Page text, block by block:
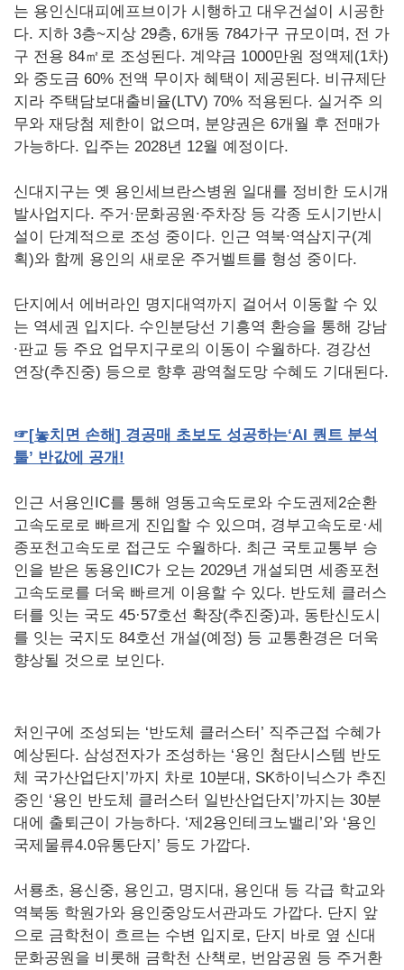
는 용인신대피에프브이가 시행하고 대우건설이 시공한
다. 지하 3층~지상 29층, 6개동 784가구 규모이며, 전 가
구 전용 84㎡로 조성된다. 계약금 1000만원 정액제(1차)
와 중도금 60% 전액 무이자 혜택이 제공된다. 비규제단
지라 주택담보대출비율(LTV) 70% 적용된다. 실거주 의
무와 재당첨 제한이 없으며, 분양권은 6개월 후 전매가
가능하다. 입주는 2028년 12월 예정이다.
신대지구는 옛 용인세브란스병원 일대를 정비한 도시개
발사업지다. 주거∙문화공원∙주차장 등 각종 도시기반시
설이 단계적으로 조성 중이다. 인근 역북∙역삼지구(계
획)와 함께 용인의 새로운 주거벨트를 형성 중이다.
단지에서 에버라인 명지대역까지 걸어서 이동할 수 있
는 역세권 입지다. 수인분당선 기흥역 환승을 통해 강남
∙판교 등 주요 업무지구로의 이동이 수월하다. 경강선
연장(추진중) 등으로 향후 광역철도망 수혜도 기대된다.
☞[놓치면 손해] 경공매 초보도 성공하는‘AI 퀀트 분석
툴’ 반값에 공개 !
인근 서용인IC를 통해 영동고속도로와 수도권제2순환
고속도로로 빠르게 진입할 수 있으며, 경부고속도로·세
종포천고속도로 접근도 수월하다. 최근 국토교통부 승
인을 받은 동용인IC가 오는 2029년 개설되면 세종포천
고속도로를 더욱 빠르게 이용할 수 있다. 반도체 클러스
터를 잇는 국도 45·57호선 확장(추진중)과, 동탄신도시
를 잇는 국지도 84호선 개설(예정) 등 교통환경은 더욱
향상될 것으로 보인다.
처인구에 조성되는 ‘반도체 클러스터’ 직주근접 수혜가
예상된다. 삼성전자가 조성하는 ‘용인 첨단시스템 반도
체 국가산업단지’까지 차로 10분대, SK하이닉스가 추진
중인 ‘용인 반도체 클러스터 일반산업단지’까지는 30분
대에 출퇴근이 가능하다. ‘제2용인테크노밸리’와 ‘용인
국제물류4.0유통단지’ 등도 가깝다.
서룡초, 용신중, 용인고, 명지대, 용인대 등 각급 학교와
역북동 학원가와 용인중앙도서관과도 가깝다. 단지 앞
으로 금학천이 흐르는 수변 입지로, 단지 바로 옆 신대
문화공원을 비롯해 금학천 산책로, 번암공원 등 주거환